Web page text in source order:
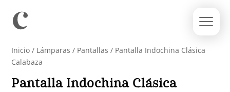
Inicio / Lámparas / Pantallas / Pantalla Indochina Clásica
Calabaza
Pantalla Indochina Clásica